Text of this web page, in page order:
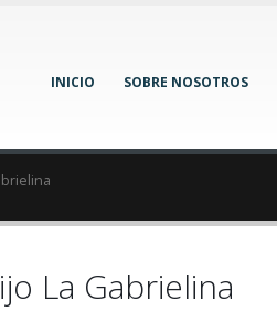
INICIO SOBRE NOSOTROS
La Gabrielina